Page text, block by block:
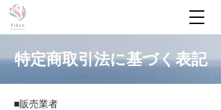
特定商取引法に基づく表記
■販売業者